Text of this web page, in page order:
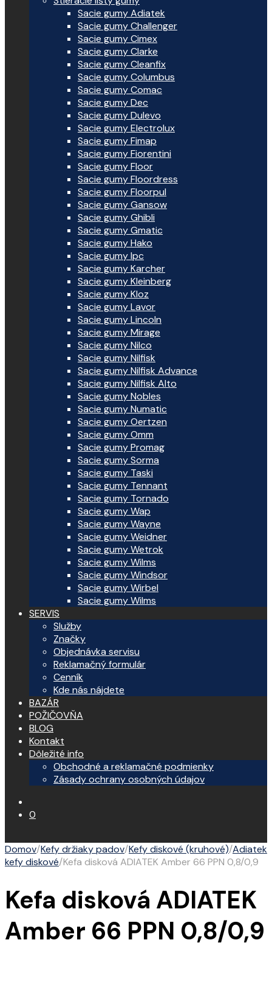
Sacie gumy Adiatek
Sacie gumy Challenger
Sacie gumy Cimex
Sacie gumy Clarke
Sacie gumy Cleanfix
Sacie gumy Columbus
Sacie gumy Comac
Sacie gumy Dec
Sacie gumy Dulevo
Sacie gumy Electrolux
Sacie gumy Fimap
Sacie gumy Fiorentini
Sacie gumy Floor
Sacie gumy Floordress
Sacie gumy Floorpul
Sacie gumy Gansow
Sacie gumy Ghibli
Sacie gumy Gmatic
Sacie gumy Hako
Sacie gumy Ipc
Sacie gumy Karcher
Sacie gumy Kleinberg
Sacie gumy Kloz
Sacie gumy Lavor
Sacie gumy Lincoln
Sacie gumy Mirage
Sacie gumy Nilco
Sacie gumy Nilfisk
Sacie gumy Nilfisk Advance
Sacie gumy Nilfisk Alto
Sacie gumy Nobles
Sacie gumy Numatic
Sacie gumy Oertzen
Sacie gumy Omm
Sacie gumy Promag
Sacie gumy Sorma
Sacie gumy Taski
Sacie gumy Tennant
Sacie gumy Tornado
Sacie gumy Wap
Sacie gumy Wayne
Sacie gumy Weidner
Sacie gumy Wetrok
Sacie gumy Wilms
Sacie gumy Windsor
Sacie gumy Wirbel
Sacie gumy Wilms
SERVIS
Služby
Značky
Objednávka servisu
Reklamačný formulár
Cenník
Kde nás nájdete
BAZÁR
POŽIČOVŇA
BLOG
Kontakt
Dôležité info
Obchodné a reklamačné podmienky
Zásady ochrany osobných údajov
0
Domov/Kefy držiaky padov/Kefy diskové (kruhové)/Adiatek
kefy diskové/Kefa disková ADIATEK Amber 66 PPN 0,8/0,9
Kefa disková ADIATEK
Amber 66 PPN 0,8/0,9